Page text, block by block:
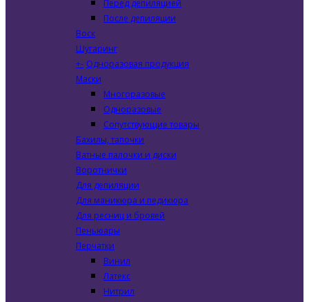
Перед депиляцией
После депиляции
Воск
Шугаринг
+- Одноразовая продукция
Маски
Многоразовые
Одноразовые
Сопутствующие товары
Бахилы, тапочки
Ватные палочки и диски
Воротнички
Для депиляции
Для маникюра и педикюра
Для ресниц и бровей
Пеньюары
Перчатки
Винил
Латекс
Нитрил